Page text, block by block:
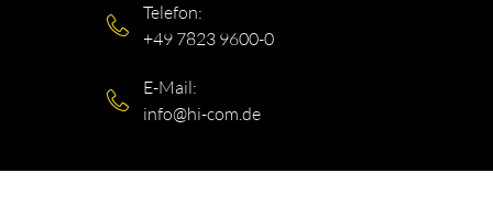
Telefon:
+49 7823 9600-0
E-Mail:
info@hi-com.de